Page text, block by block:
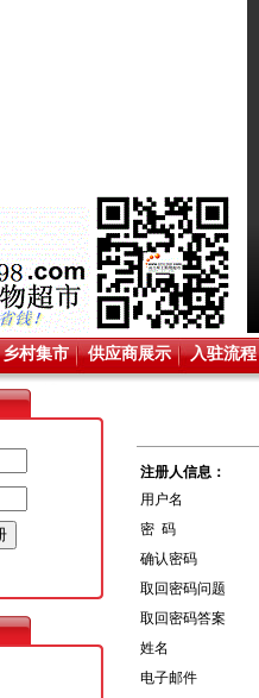
乡村集市 供应商展示 入驻流程
注册人信息：
用户名
密 码
确认密码
取回密码问题
取回密码答案
姓名
电子邮件